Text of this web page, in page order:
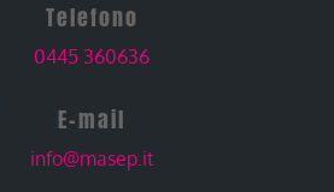
Telefono
0445 360636
E-mail
info@masep.it